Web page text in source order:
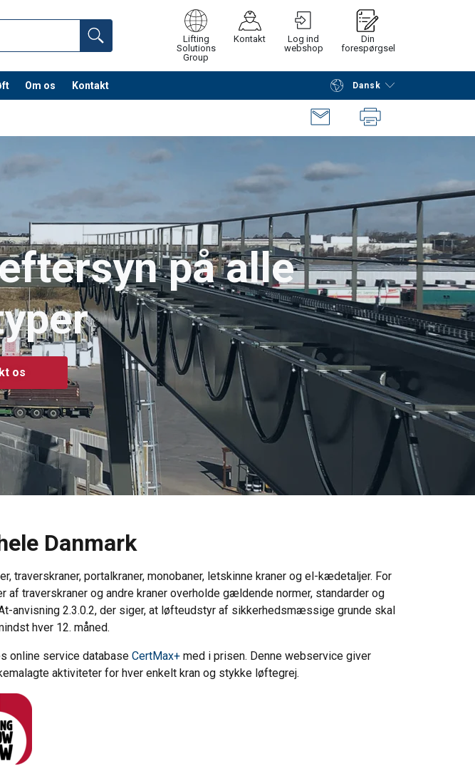
Lifting
Solutions
Group
Kontakt
Log ind
webshop
Din
forespørgsel
Om os Kontakt Dansk
Fortsæt Gå til checkout
på alle
os
Danmark
traverskraner, portalkraner, monobaner, letskinne kraner og el-kædetaljer. For
traverskraner og andre kraner overholde gældende normer, standarder og
anvisning 2.3.0.2, der siger, at løfteudstyr af sikkerhedsmæssige grunde skal
hver 12. måned.
online service database CertMax+med i prisen. Denne webservice giver
aktiviteter for hver enkelt kran og stykke løftegrej.